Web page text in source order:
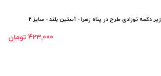
زیر دکمه نوزادی طرح در پناه زهرا - آستین بلند - سایز 2
423٬000 تومان